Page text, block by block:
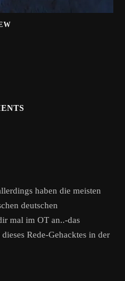
haben die meisten
deutschen
mal im OT an..-das
Rede-Gehacktes in der